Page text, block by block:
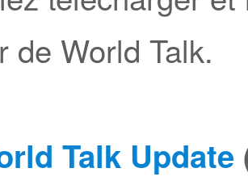
de World Talk.
Talk Update